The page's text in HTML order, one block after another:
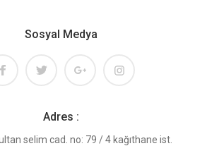
Sosyal Medya
Adres :
selim cad. no: 79 / 4 kağıthane ist.